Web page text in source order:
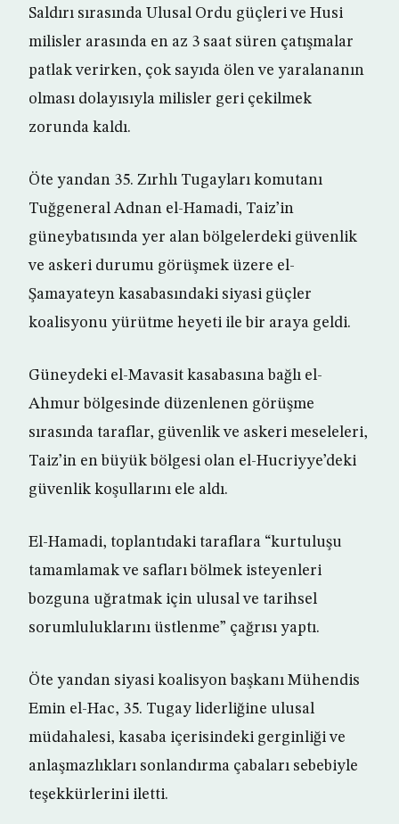
Saldırı sırasında Ulusal Ordu güçleri ve Husi
milisler arasında en az 3 saat süren çatışmalar
patlak verirken, çok sayıda ölen ve yaralananın
olması dolayısıyla milisler geri çekilmek
zorunda kaldı.
Öte yandan 35. Zırhlı Tugayları komutanı
Tuğgeneral Adnan el-Hamadi, Taiz’in
güneybatısında yer alan bölgelerdeki güvenlik
ve askeri durumu görüşmek üzere el-
Şamayateyn kasabasındaki siyasi güçler
koalisyonu yürütme heyeti ile bir araya geldi.
Güneydeki el-Mavasit kasabasına bağlı el-
Ahmur bölgesinde düzenlenen görüşme
sırasında taraflar, güvenlik ve askeri meseleleri,
Taiz’in en büyük bölgesi olan el-Hucriyye’deki
güvenlik koşullarını ele aldı.
El-Hamadi, toplantıdaki taraflara “kurtuluşu
tamamlamak ve safları bölmek isteyenleri
bozguna uğratmak için ulusal ve tarihsel
sorumluluklarını üstlenme” çağrısı yaptı.
Öte yandan siyasi koalisyon başkanı Mühendis
Emin el-Hac, 35. Tugay liderliğine ulusal
müdahalesi, kasaba içerisindeki gerginliği ve
anlaşmazlıkları sonlandırma çabaları sebebiyle
teşekkürlerini iletti.